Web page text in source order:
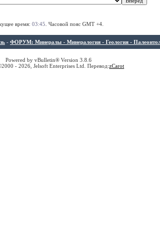
время: 03:45 . Часовой пояс GMT +4.
- ФОРУМ: Минералы - Минералогия - Геология -
Powered by vBulletin® Version 3.8.6
- 2026, Jelsoft Enterprises Ltd. Перевод:zCarot